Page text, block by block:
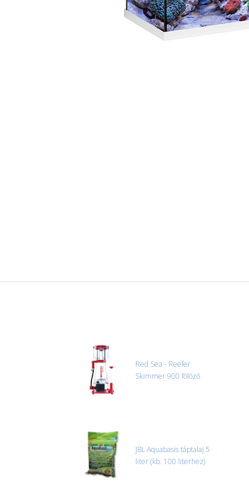
Red Sea - Reefer
Skimmer 900 fölöző
JBL Aquabasis táptalaj 5
liter (kb. 100 literhez)